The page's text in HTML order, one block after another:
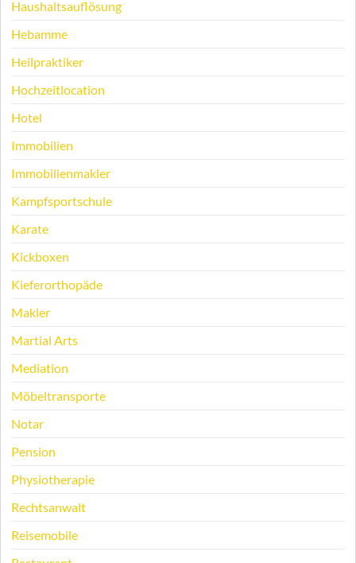
Haushaltsauflösung
Hebamme
Heilpraktiker
Hochzeitlocation
Hotel
Immobilien
Immobilienmakler
Kampfsportschule
Karate
Kickboxen
Kieferorthopäde
Makler
Martial Arts
Mediation
Möbeltransporte
Notar
Pension
Physiotherapie
Rechtsanwalt
Reisemobile